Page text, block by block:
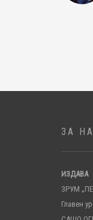
ЗА
ИЗДАВА
ЗРУМ
Главен